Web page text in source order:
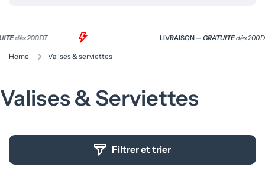
dès 200 DT LIVRAISON—GRATUITEdès 200
Home Valises & serviettes
Valises & Serviettes
Filtrer et trier